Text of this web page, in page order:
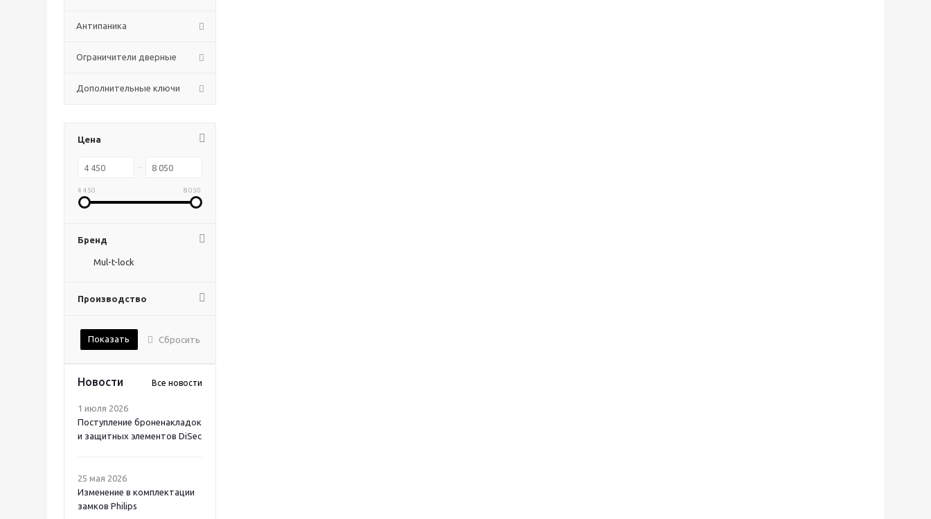
Антипаника
Ограничители дверные
Дополнительные ключи
Цена
4 450 8 050
Бренд
Mul-t-lock
Производство
Показать Сбросить
Новости Все новости
1 июля 2026
Поступление броненакладок
и защитных элементов DiSec
25 мая 2026
Изменение в комплектации
замков Philips